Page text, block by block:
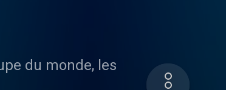
du monde, les